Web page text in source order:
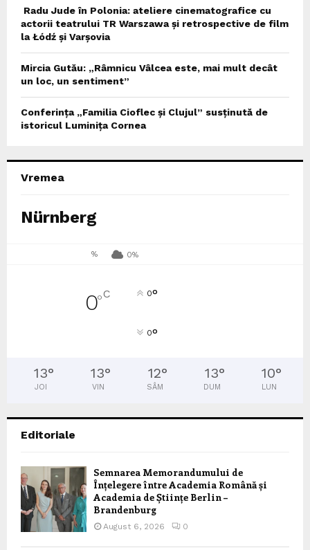
Radu Jude în Polonia: ateliere cinematografice cu
actorii teatrului TR Warszawa și retrospective de film
la Łódź și Varșovia
Mircia Gutău: „Râmnicu Vâlcea este, mai mult decât
un loc, un sentiment”
Conferința „Familia Cioflec și Clujul” susținută de
istoricul Luminița Cornea
Vremea
Nürnberg
% 0%
0°C 0°
0°
13°
JOI
13°
VIN
12°
SÂM
13°
DUM
10°
LUN
Editoriale
Semnarea Memorandumului de
Înțelegere între Academia Română și
Academia de Științe Berlin –
Brandenburg
August 6, 2026 0